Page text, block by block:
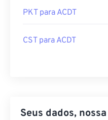
PKT para ACDT
CST para ACDT
Seus dados,